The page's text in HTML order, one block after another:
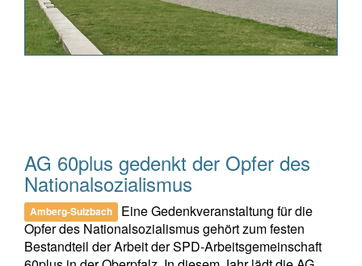
AG 60plus gedenkt der Opfer des
Nationalsozialismus
Amberg-Sulzbach
Eine Gedenkveranstaltung für die
Opfer des Nationalsozialismus gehört zum festen
Bestandteil der Arbeit der SPD-Arbeitsgemeinschaft